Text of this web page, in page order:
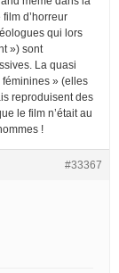
d’horreur
qui lors
») sont
La quasi
» (elles
reproduisent des
le film n’était au
!
#33367